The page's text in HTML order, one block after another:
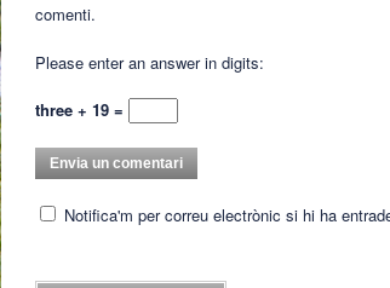
comenti.
Please enter an answer in digits:
three + 19 =
Notifica'm per correu electrònic si hi ha